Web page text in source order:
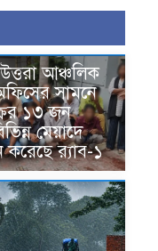
আঞ্চলিক
সামনে
১৩ জন
মেয়াদে
করেছে র‌্যাব-১